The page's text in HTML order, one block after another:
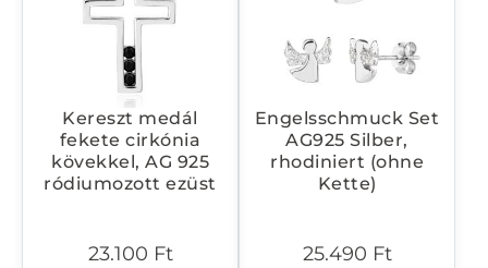
Kereszt medál
fekete cirkónia
kövekkel, AG 925
ródiumozott ezüst
23.100 Ft
Engelsschmuck Set
AG925 Silber,
rhodiniert (ohne
Kette)
25.490 Ft